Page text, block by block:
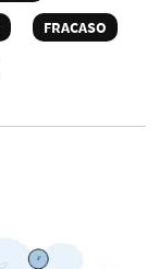
FRACASO